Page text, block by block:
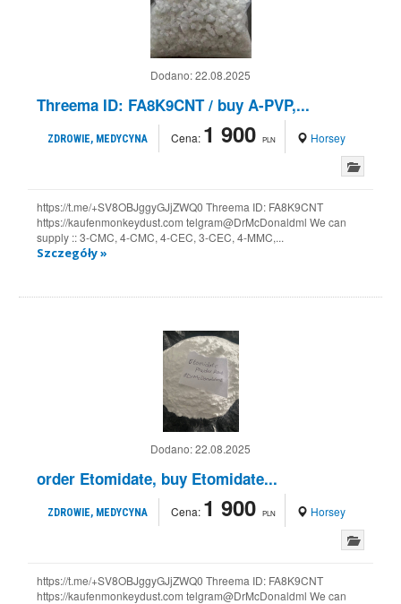
Dodano:22.08.2025
Threema ID: FA8K9CNT / buy A-PVP,...
ZDROWIE, MEDYCYNA Cena: 1 900 PLN Horsey
https://t.me/+SV8OBJggyGJjZWQ0 Threema ID: FA8K9CNT
https://kaufenmonkeydust.com telgram@DrMcDonaldml We can
supply :: 3-CMC, 4-CMC, 4-CEC, 3-CEC, 4-MMC,...
Szczegóły »
Dodano:22.08.2025
order Etomidate, buy Etomidate...
ZDROWIE, MEDYCYNA Cena: 1 900 PLN Horsey
https://t.me/+SV8OBJggyGJjZWQ0 Threema ID: FA8K9CNT
https://kaufenmonkeydust.com telgram@DrMcDonaldml We can